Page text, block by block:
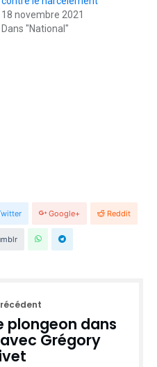
18 novembre 2021
Dans "National"
Google+ Reddit
plongeon dans
Grégory